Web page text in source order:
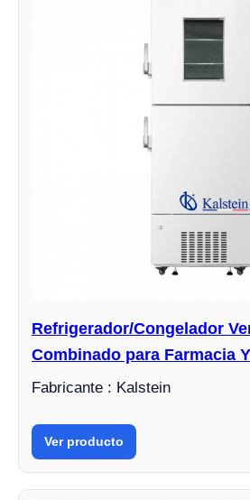
Refrigerador/Congelador
Combinado para Farmacia
Fabricante : Kalstein
Ver producto